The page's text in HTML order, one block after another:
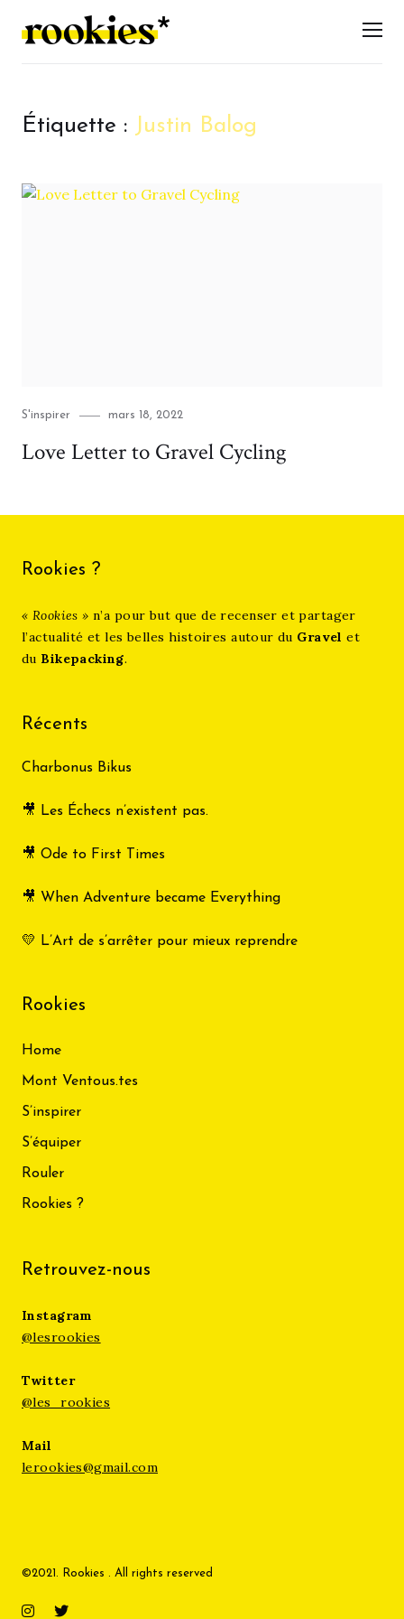
LES ROOKIES
Étiquette : Justin Balog
Category
S'inspirer
Posted
mars 18, 2022
Love Letter to Gravel Cycling
Rookies ?
« Rookies »n’a pour but que de recenser et partager
l’actualité et les belles histoires autour du Gravel et
du Bikepacking.
Récents
Charbonus Bikus
🎥 Les Échecs n’existent pas.
🎥 Ode to First Times
🎥 When Adventure became Everything
💛 L’Art de s’arrêter pour mieux reprendre
Rookies
Home
Mont Ventous.tes
S’inspirer
S’équiper
Rouler
Rookies ?
Retrouvez-nous
Instagram
@lesrookies
Twitter
@les_rookies
Mail
lerookies@gmail.com
©2021. Rookies . All rights reserved
Instagram
Twitter